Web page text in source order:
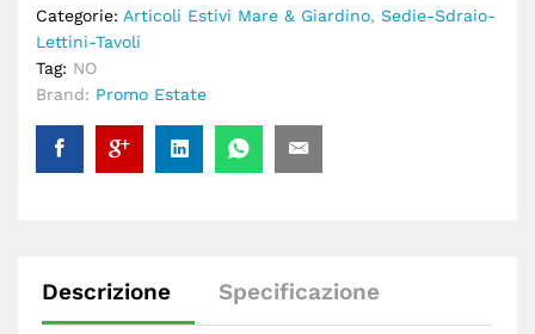
Categorie: Articoli Estivi Mare & Giardino, Sedie-Sdraio-
Lettini-Tavoli
Tag: NO
Brand: Promo Estate
Descrizione Specificazione